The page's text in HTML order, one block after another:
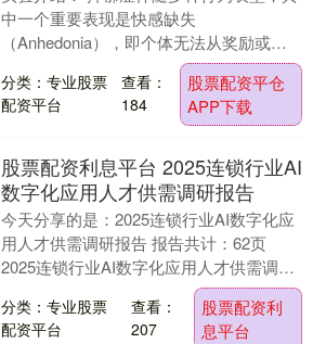
中一个重要表现是快感缺失
（Anhedonia），即个体无法从奖励或愉
快的活动中体验到快乐。在动物模型实验
中，通常用糖水偏好....
分类：专业股票
配资平台
查看：
184
股票配资平仓
APP下载
股票配资利息平台 2025连锁行业AI
数字化应用人才供需调研报告
今天分享的是：2025连锁行业AI数字化应
用人才供需调研报告 报告共计：62页
2025连锁行业AI数字化应用人才供需调研
报告核心总结 《2025连锁行业AI数....
分类：专业股票
配资平台
查看：
207
股票配资利
息平台